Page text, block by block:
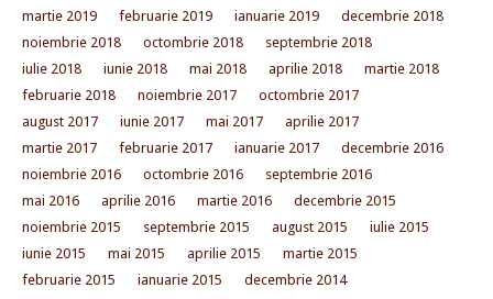
martie 2019
februarie 2019 ianuarie 2019
decembrie 2018
noiembrie 2018
octombrie 2018
septembrie 2018
iulie 2018
iunie 2018 mai 2018 aprilie 2018
martie 2018
februarie 2018
noiembrie 2017
octombrie 2017
august 2017
iunie 2017 mai 2017
aprilie 2017
martie 2017
februarie 2017 ianuarie 2017
decembrie 2016
noiembrie 2016
octombrie 2016
septembrie 2016
mai 2016
aprilie 2016 martie 2016
decembrie 2015
noiembrie 2015
septembrie 2015 august 2015
iulie 2015
iunie 2015
mai 2015 aprilie 2015
martie 2015
februarie 2015
ianuarie 2015
decembrie 2014